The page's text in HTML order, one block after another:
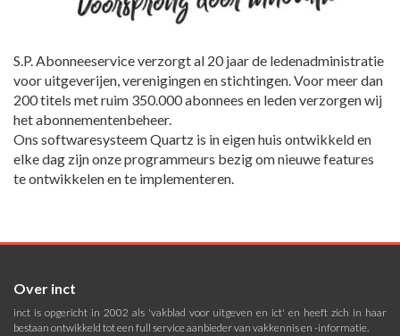
S.P. Abonneeservice verzorgt al 20 jaar de ledenadministratie
voor uitgeverijen, verenigingen en stichtingen. Voor meer dan
200 titels met ruim 350.000 abonnees en leden verzorgen wij
het abonnementenbeheer.
Ons softwaresysteem Quartz is in eigen huis ontwikkeld en
elke dag zijn onze programmeurs bezig om nieuwe features
te ontwikkelen en te implementeren.
Over inct
inct is opgericht in 2002 als 'vakblad voor uitgeven en ict' en heeft zich in haar
bestaan ontwikkeld tot een full service aanbieder van vakkennis en -informatie.